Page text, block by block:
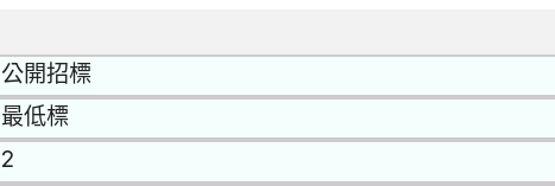
公開招標
最低標
2